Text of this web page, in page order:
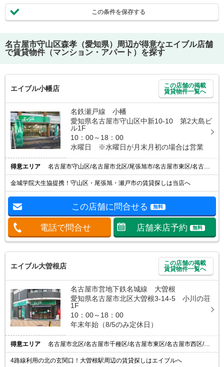
この条件を保存する
名古屋市守山区森孝（愛知県）
周辺が得意なエイブル店舗
で賃貸物件（マンション・アパート）を探す
エイブル小幡店
この店舗の掲載
賃貸物件一覧へ
名鉄瀬戸線 小幡
愛知県名古屋市守山区中新10-10 第2大島ビ
ル1F
10：00～18：00
水曜日 ※水曜日が月末月初の場合は営業
得意エリア 名古屋市守山区/名古屋市北区/尾張旭市/名古屋市東区/名古屋市名東区
金城学院大生協提携！守山区・尾張旭・瀬戸市の賃貸探しは当店へ
この店舗に問合せる 無料
電話で問合せ 店舗来店予約 無料
エイブル大曽根店
この店舗の掲載
賃貸物件一覧へ
名古屋市営地下鉄名城線 大曽根
愛知県名古屋市北区大曽根3-14-5 小川の荘
1F
10：00～18：00
年末年始（8/5のみ定休日）
得意エリア 名古屋市北区/名古屋市千種区/名古屋市東区/名古屋市西区/名古屋市守山区
4路線利用の北の玄関口！大曽根駅周辺の賃貸探しはエイブルへ